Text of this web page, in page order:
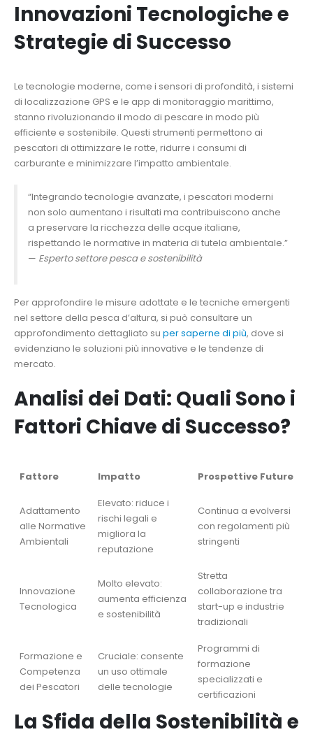
Innovazioni Tecnologiche e
Strategie di Successo
Le tecnologie moderne, come i sensori di profondità, i sistemi
di localizzazione GPS e le app di monitoraggio marittimo,
stanno rivoluzionando il modo di pescare in modo più
efficiente e sostenibile. Questi strumenti permettono ai
pescatori di ottimizzare le rotte, ridurre i consumi di
carburante e minimizzare l’impatto ambientale.
“Integrando tecnologie avanzate, i pescatori moderni
non solo aumentano i risultati ma contribuiscono anche
a preservare la ricchezza delle acque italiane,
rispettando le normative in materia di tutela ambientale.”
— Esperto settore pesca e sostenibilità
Per approfondire le misure adottate e le tecniche emergenti
nel settore della pesca d’altura, si può consultare un
approfondimento dettagliato su per saperne di più, dove si
evidenziano le soluzioni più innovative e le tendenze di
mercato.
Analisi dei Dati: Quali Sono i
Fattori Chiave di Successo?
Fattore Impatto Prospettive Future
Adattamento
alle Normative
Ambientali
Elevato: riduce i
rischi legali e
migliora la
reputazione
Continua a evolversi
con regolamenti più
stringenti
Innovazione
Tecnologica
Molto elevato:
aumenta efficienza
e sostenibilità
Stretta
collaborazione tra
start-up e industrie
tradizionali
Formazione e
Competenza
dei Pescatori
Cruciale: consente
un uso ottimale
delle tecnologie
Programmi di
formazione
specializzati e
certificazioni
La Sfida della Sostenibilità e